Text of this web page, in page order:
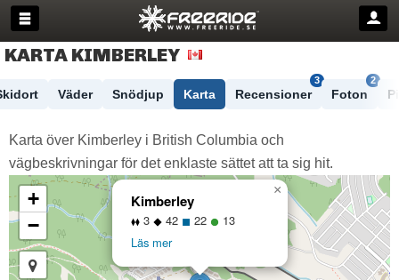
KARTA KIMBERLEY
Väder Snödjup Karta Recensioner
3
Foton
2
Karta över Kimberley i British Columbia och
vägbeskrivningar för det enklaste sättet att ta sig hit.
Kimberley
3 42 22
13
Läs mer
×
+
−